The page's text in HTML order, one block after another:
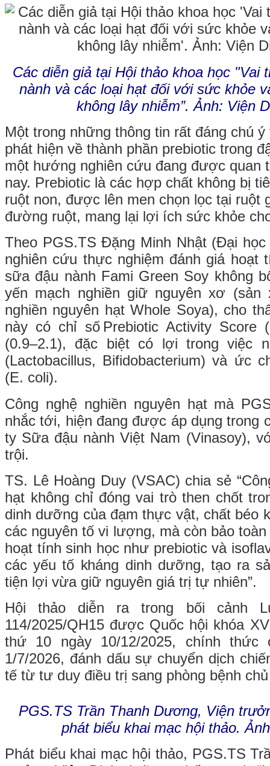
Các diễn giả tại Hội thảo khoa học "Vai
nành và các loại hạt đối với sức khỏe
không lây nhiễm”. Ảnh: Viện
Một trong những thông tin rất đáng chú
phát hiện về thành phần prebiotic trong
một hướng nghiên cứu đang được quan
nay. Prebiotic là các hợp chất không bị
ruột non, được lên men chọn lọc tại ruột
đường ruột, mang lại lợi ích sức khỏe
Theo PGS.TS Đặng Minh Nhật (Đại
nghiên cứu thực nghiệm đánh giá hoạt
sữa đậu nành Fami Green Soy không
yến mạch nghiền giữ nguyên xơ (sản
nghiền nguyên hạt Whole Soya), cho
này có chỉ số Prebiotic Activity Score
(0.9–2.1), đặc biệt có lợi trong việc
(Lactobacillus, Bifidobacterium) và ức
(E. coli).
Công nghệ nghiền nguyên hạt mà
nhắc tới, hiện đang được áp dụng trong
ty Sữa đậu nành Việt Nam (Vinasoy),
trội.
TS. Lê Hoàng Duy (VSAC) chia sẻ
hạt không chỉ đóng vai trò then chốt
dinh dưỡng của đạm thực vật, chất béo
các nguyên tố vi lượng, mà còn bảo
hoạt tính sinh học như prebiotic và
các yếu tố kháng dinh dưỡng, tạo ra
tiện lợi vừa giữ nguyên giá trị tự nhiên”.
Hội thảo diễn ra trong bối cảnh
114/2025/QH15 được Quốc hội khóa
thứ 10 ngày 10/12/2025, chính
1/7/2026, đánh dấu sự chuyển dịch
tế từ tư duy điều trị sang phòng bệnh
PGS.TS Trần Thanh Dương, Viện
phát biểu khai mạc hội thảo.
Phát biểu khai mạc hội thảo, PGS.TS